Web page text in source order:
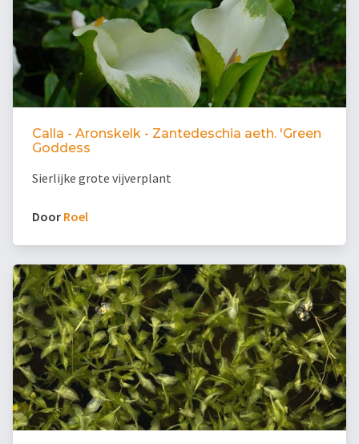
Calla - Aronskelk - Zantedeschia aeth. 'Green
Goddess
Sierlijke grote vijverplant
Door Roel